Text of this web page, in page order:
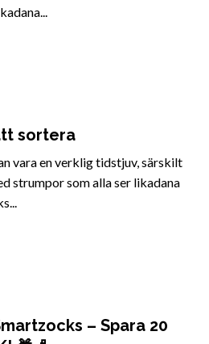
sortera
vara en verklig tidstjuv, särskilt
strumpor som alla ser likadana
– Spara 20